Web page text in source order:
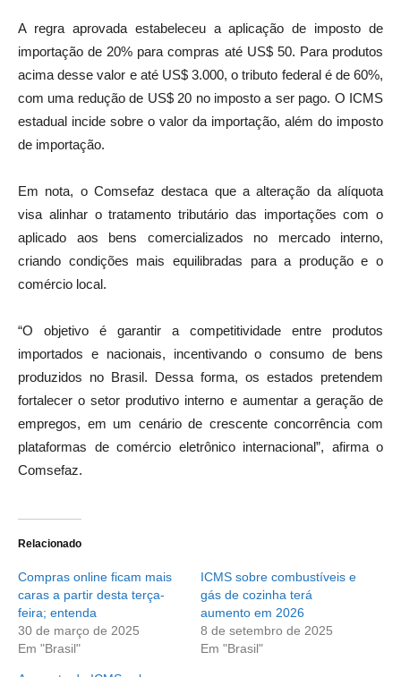
A regra aprovada estabeleceu a aplicação de imposto de
importação de 20% para compras até US$ 50. Para produtos
acima desse valor e até US$ 3.000, o tributo federal é de 60%,
com uma redução de US$ 20 no imposto a ser pago. O ICMS
estadual incide sobre o valor da importação, além do imposto
de importação.
Em nota, o Comsefaz destaca que a alteração da alíquota
visa alinhar o tratamento tributário das importações com o
aplicado aos bens comercializados no mercado interno,
criando condições mais equilibradas para a produção e o
comércio local.
“O objetivo é garantir a competitividade entre produtos
importados e nacionais, incentivando o consumo de bens
produzidos no Brasil. Dessa forma, os estados pretendem
fortalecer o setor produtivo interno e aumentar a geração de
empregos, em um cenário de crescente concorrência com
plataformas de comércio eletrônico internacional”, afirma o
Comsefaz.
Relacionado
Compras online ficam mais
caras a partir desta terça-
feira; entenda
30 de março de 2025
Em "Brasil"
ICMS sobre combustíveis e
gás de cozinha terá
aumento em 2026
8 de setembro de 2025
Em "Brasil"